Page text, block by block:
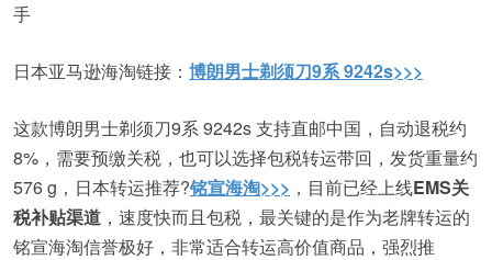
手
日本亚马逊海淘链接： 博朗男士剃须刀9系 9242s>>>
这款博朗男士剃须刀9系 9242s 支持直邮中国，自动退税约
8%，需要预缴关税，也可以选择包税转运带回，发货重量约
576 g，日本转运推荐?铭宣海淘>>> ，目前已经上线EMS关
税补贴渠道 ，速度快而且包税，最关键的是作为老牌转运的
铭宣海淘信誉极好，非常适合转运高价值商品，强烈推